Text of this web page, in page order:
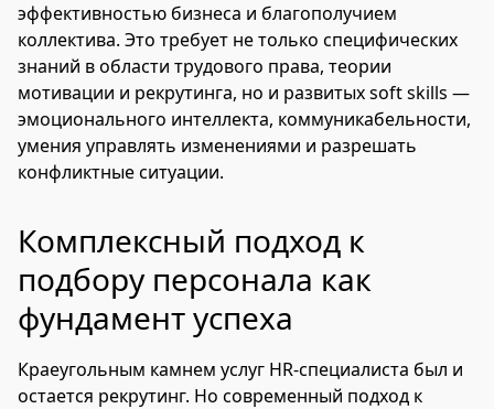
эффективностью бизнеса и благополучием
коллектива. Это требует не только специфических
знаний в области трудового права, теории
мотивации и рекрутинга, но и развитых soft skills —
эмоционального интеллекта, коммуникабельности,
умения управлять изменениями и разрешать
конфликтные ситуации.
Комплексный подход к
подбору персонала как
фундамент успеха
Краеугольным камнем услуг HR-специалиста был и
остается рекрутинг. Но современный подход к